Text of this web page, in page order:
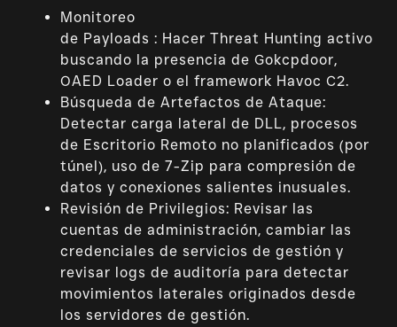
Monitoreo
de Payloads : Hacer Threat Hunting activo
buscando la presencia de Gokcpdoor,
OAED Loader o el framework Havoc C2.
Búsqueda de Artefactos de Ataque:
Detectar carga lateral de DLL, procesos
de Escritorio Remoto no planificados (por
túnel), uso de 7-Zip para compresión de
datos y conexiones salientes inusuales.
Revisión de Privilegios: Revisar las
cuentas de administración, cambiar las
credenciales de servicios de gestión y
revisar logs de auditoría para detectar
movimientos laterales originados desde
los servidores de gestión.